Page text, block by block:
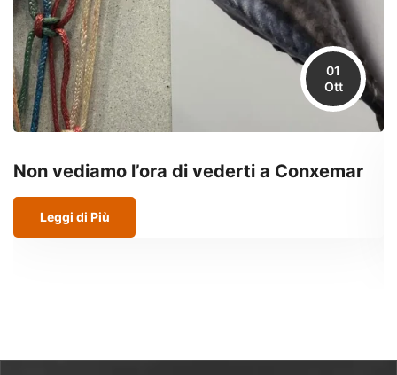
01
Ott
Non vediamo l’ora di vederti a Conxemar
Leggi di Più